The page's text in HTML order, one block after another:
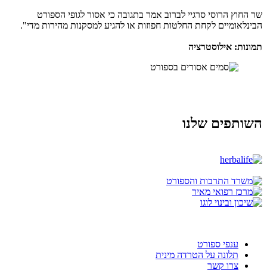
שר החוץ הרוסי סרגיי לברוב אמר בתגובה כי אסור לגופי הספורט
הבינלאומיים לקחת החלטות חפוזות או להגיע למסקנות מהירות מדי".
תמונות: אילוסטרציה
השותפים שלנו
ענפי ספורט
תלונה על הטרדה מינית
צרו קשר